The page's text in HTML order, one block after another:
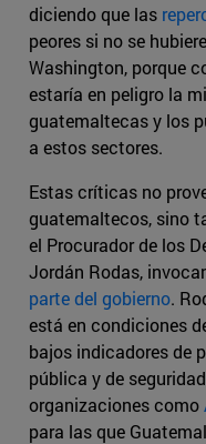
diciendo que las
peores si no se
Washington, porque
estaría en peligro la
guatemaltecas y los
a estos sectores.
Estas críticas no
guatemaltecos, sino
el Procurador de los
Jordán Rodas,
parte del gobierno.
está en condiciones
bajos indicadores de
pública y de
organizaciones como
para las que